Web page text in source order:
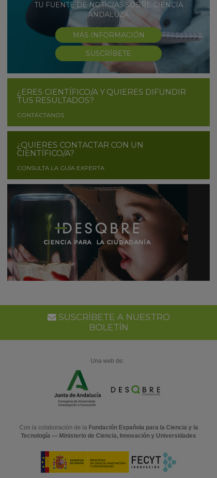
TU FUENTE DE NOTICIAS SOBRE CIENCIA
ANDALUZA
MÁS INFORMACIÓN
SUSCRÍBETE
¿ERES CIENTÍFICO/A Y QUIERES DIFUNDIR
TUS RESULTADOS?
CONTÁCTANOS
¿QUIERES CONTACTAR CON UN
CIENTÍFICO/A?
CONSULTA LA GUÍA EXPERTA
SUSCRÍBETE A NUESTRO
BOLETÍN
Una web de:
Con la colaboración de la Fundación Española para la Ciencia y la
Tecnología — Ministerio de Ciencia, Innovación y Universidades